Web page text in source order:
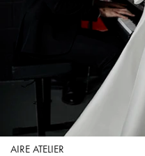
AIRE ATELIER